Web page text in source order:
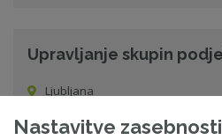
Upravljanje skupin
Ljubljana
26. 11. 2026 od 08:30
Nastavitve zasebnosti